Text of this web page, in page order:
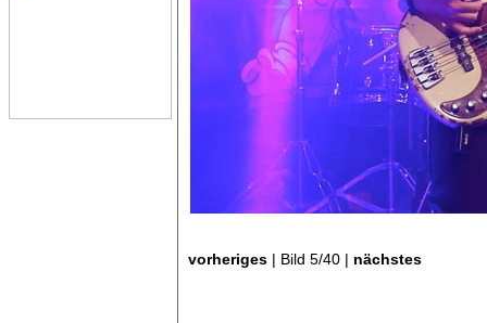
vorheriges | Bild 5/40 | nächstes